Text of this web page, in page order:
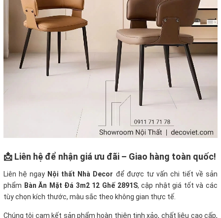
📩 Liên hệ để nhận giá ưu đãi – Giao hàng toàn quốc!
Liên hệ ngay Nội thất Nhà Decor để được tư vấn chi tiết về sản
phẩm Bàn Ăn Mặt Đá 3m2 12 Ghế 2891S, cập nhật giá tốt và các
tùy chọn kích thước, màu sắc theo không gian thực tế.
Chúng tôi cam kết sản phẩm hoàn thiện tinh xảo, chất liệu cao cấp,